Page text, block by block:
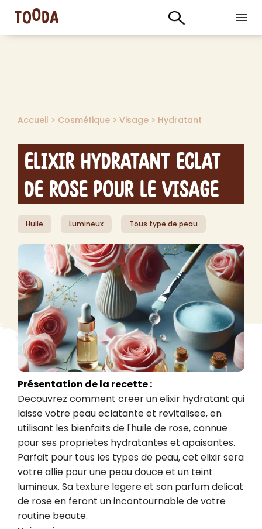
Accueil > Cosmétique > Visage > Hydratant
Elixir Hydratant Eclat
de Rose pour le Visage
Huile Lumineux Tous type de peau
Présentation de la recette :
Decouvrez comment creer un elixir hydratant qui
laisse votre peau eclatante et revitalisee, en
utilisant les bienfaits de l'huile de rose, connue
pour ses proprietes hydratantes et apaisantes.
Parfait pour tous les types de peau, cet elixir sera
votre allie pour une peau douce et un teint
lumineux. Sa texture legere et son parfum delicat
de rose en feront un incontournable de votre
routine beaute.